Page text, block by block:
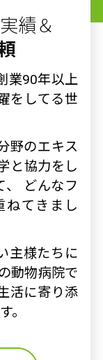
績＆
業90年以上
をしてる世
野のエキス
と協力をし
、 どんなフ
ねてきまし
主様たちに
動物病院で
活に寄り添
。